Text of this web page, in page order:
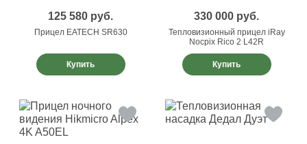
125 580 руб.
Прицел EATECH SR630
Купить
330 000 руб.
Тепловизионный прицел iRay
Nocpix Rico 2 L42R
Купить